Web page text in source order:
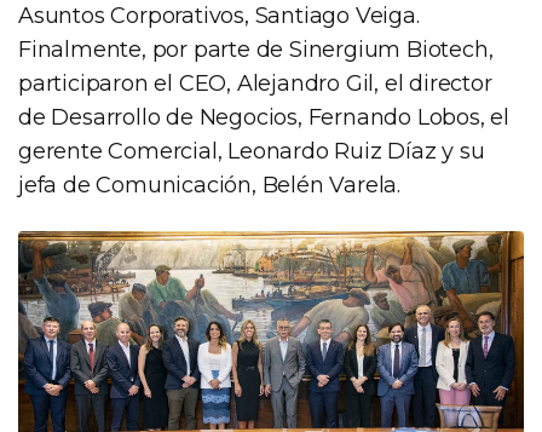
Asuntos Corporativos, Santiago Veiga.
Finalmente, por parte de Sinergium Biotech,
participaron el CEO, Alejandro Gil, el director
de Desarrollo de Negocios, Fernando Lobos, el
gerente Comercial, Leonardo Ruiz Díaz y su
jefa de Comunicación, Belén Varela.